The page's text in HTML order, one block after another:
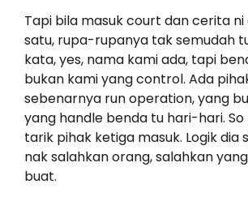
Tapi bila masuk court dan cerita
satu, rupa-rupanya tak semudah
kata, yes, nama kami ada, tapi
bukan kami yang control. Ada
sebenarnya run operation, yang
yang handle benda tu hari-hari.
tarik pihak ketiga masuk. Logik dia
nak salahkan orang, salahkan
buat.